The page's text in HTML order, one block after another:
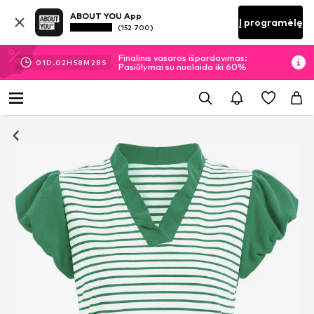
ABOUT YOU App
(152 700) Į programėlę
01D.02H 58M 28 S
Finalinis vasaros išpardavimas:
Pasiūlymai su nuolaida iki 60%